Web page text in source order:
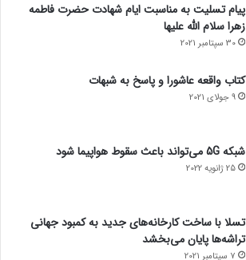
پیام تسلیت به مناسبت ایام شهادت حضرت فاطمه
زهرا سلام الله علیها
30 سپتامبر 2021
کتاب واقعه عاشورا و پاسخ به شبهات
9 جولای 2021
شبکه 5G می‌تواند باعث سقوط هواپیما شود
25 ژانویه 2022
تسلا با ساخت کارخانه‌های جدید به کمبود جهانی
تراشه‌ها پایان می‌بخشد
7 سپتامبر 2021